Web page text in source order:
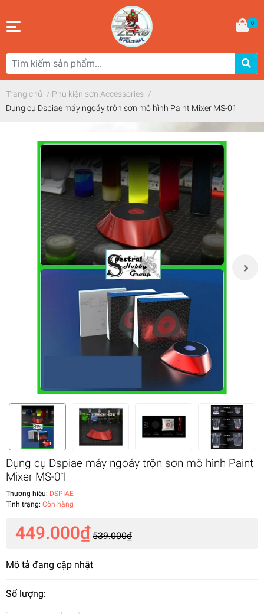
0
Trang chủ / Phụ kiện sơn Accessories /
Dụng cụ Dspiae máy ngoáy trộn sơn mô hình Paint Mixer MS-01
Dụng cụ Dspiae máy ngoáy trộn sơn mô hình Paint
Mixer MS-01
Thương hiệu: DSPIAE
Tình trạng: Còn hàng
449.000₫ 539.000₫
Mô tả đang cập nhật
Số lượng: